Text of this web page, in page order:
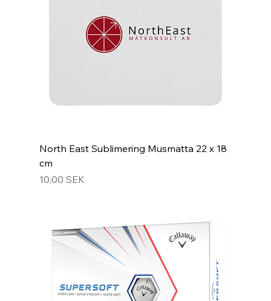
North East Sublimering Musmatta 22 x 18
cm
Prix
10,00 SEK